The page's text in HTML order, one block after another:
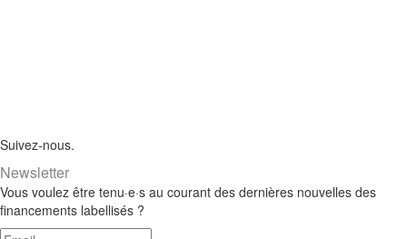
Suivez-nous.
Newsletter
Vous voulez être tenu·e·s au courant des dernières nouvelles des
financements labellisés ?